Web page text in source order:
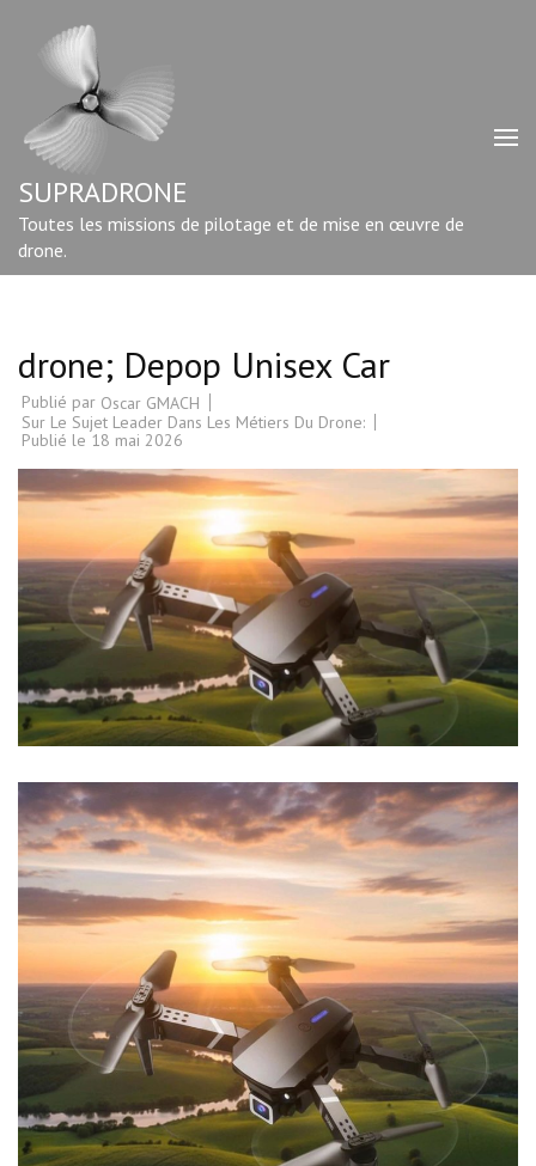
contenu
Entrée)
SUPRADRONE
Toutes les missions de pilotage et de mise en œuvre de
drone.
drone; Depop Unisex Car
Publié par Oscar GMACH
Sur Le Sujet Leader Dans Les Métiers Du Drone:
Publié le 18 mai 2026